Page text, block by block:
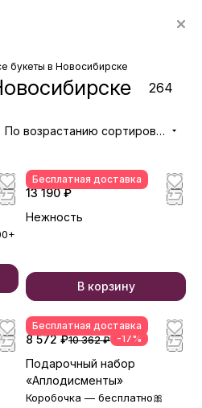
букеты в Новосибирске
264
По возрастанию сортировки
Бесплатная доставка
13 190 ₽
Нежность
В корзину
Бесплатная доставка
8 572 ₽10 362 ₽ -17%
Подарочный набор
«Аплодисменты»
Коробочка — бесплатно🎀